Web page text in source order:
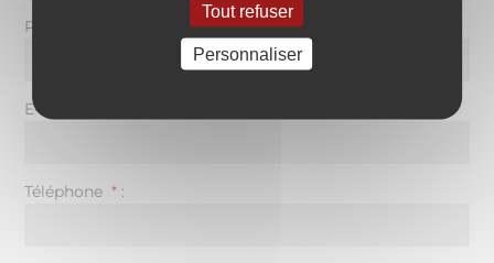
Prénom
E-mail
Téléphone * :
Tout refuser
Personnaliser